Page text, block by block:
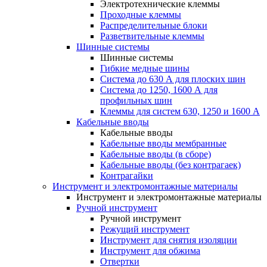
Электротехнические клеммы
Проходные клеммы
Распределительные блоки
Разветвительные клеммы
Шинные системы
Шинные системы
Гибкие медные шины
Система до 630 А для плоских шин
Система до 1250, 1600 А для
профильных шин
Клеммы для систем 630, 1250 и 1600 А
Кабельные вводы
Кабельные вводы
Кабельные вводы мембранные
Кабельные вводы (в сборе)
Кабельные вводы (без контрагаек)
Контрагайки
Инструмент и электромонтажные материалы
Инструмент и электромонтажные материалы
Ручной инструмент
Ручной инструмент
Режущий инструмент
Инструмент для снятия изоляции
Инструмент для обжима
Отвертки